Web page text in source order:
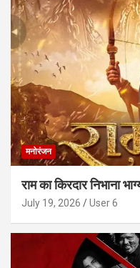
मनोरंजन
राम का किरदार निभाना
July 19, 2026 User 6